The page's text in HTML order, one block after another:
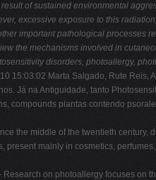
of sustained environmental
excessive exposure to this
important pathological
the mechanisms involved in
disorders, photoallergy,
15:03:02 Marta Salgado, Rute
Já na Antiguidade, tanto
compounds plantas contendo
the middle of the twentieth
mainly in cosmetics,
on photoallergy focuses on